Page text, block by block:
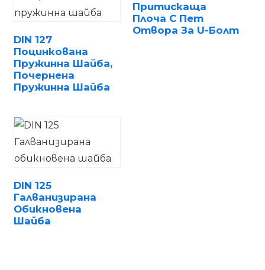
DIN 127
Поцинкована
Пружинна Шайба,
Почернена
Пружинна Шайба
Притискаща
Плоча С Пет
Отвора За U-Болт
DIN 125
Галванизирана
Обикновена
Шайба